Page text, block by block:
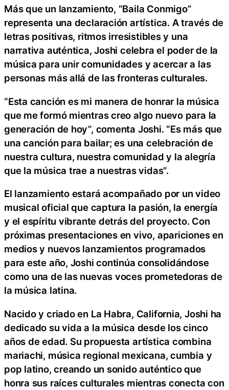
Más que un lanzamiento, “Baila Conmigo”
representa una declaración artística. A través de
letras positivas, ritmos irresistibles y una
narrativa auténtica, Joshi celebra el poder de la
música para unir comunidades y acercar a las
personas más allá de las fronteras culturales.
“Esta canción es mi manera de honrar la música
que me formó mientras creo algo nuevo para la
generación de hoy”, comenta Joshi. “Es más que
una canción para bailar; es una celebración de
nuestra cultura, nuestra comunidad y la alegría
que la música trae a nuestras vidas”.
El lanzamiento estará acompañado por un video
musical oficial que captura la pasión, la energía
y el espíritu vibrante detrás del proyecto. Con
próximas presentaciones en vivo, apariciones en
medios y nuevos lanzamientos programados
para este año, Joshi continúa consolidándose
como una de las nuevas voces prometedoras de
la música latina.
Nacido y criado en La Habra, California, Joshi ha
dedicado su vida a la música desde los cinco
años de edad. Su propuesta artística combina
mariachi, música regional mexicana, cumbia y
pop latino, creando un sonido auténtico que
honra sus raíces culturales mientras conecta con